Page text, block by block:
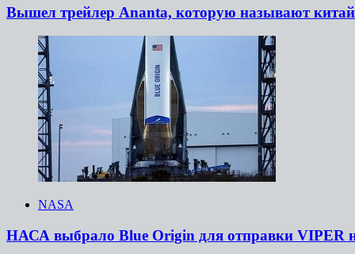
Вышел трейлер Ananta, которую называют
NASA
НАСА выбрало Blue Origin для отправки VIPER